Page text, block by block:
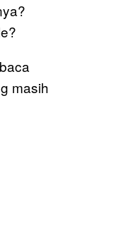
masih